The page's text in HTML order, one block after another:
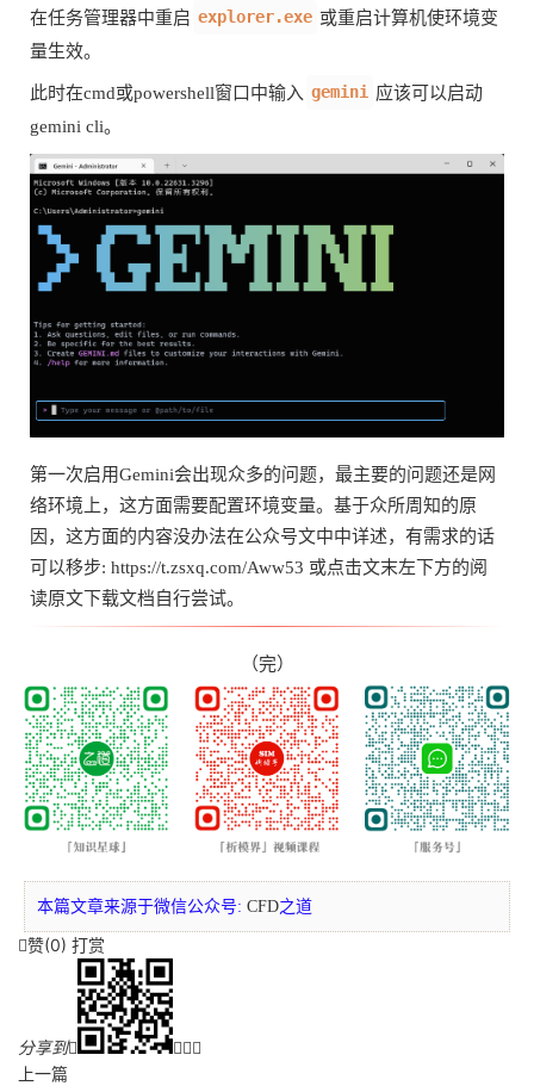
在任务管理器中重启 explorer.exe 或重启计算机使环境变
量生效。
此时在cmd或powershell窗口中输入 gemini 应该可以启动
gemini cli。
第一次启用Gemini会出现众多的问题，最主要的问题还是网
络环境上，这方面需要配置环境变量。基于众所周知的原
因，这方面的内容没办法在公众号文中中详述，有需求的话
可以移步: https://t.zsxq.com/Aww53 或点击文末左下方的阅
读原文下载文档自行尝试。
（完）
本篇文章来源于微信公众号: CFD之道
赞(0) 打赏
分享到 
上一篇